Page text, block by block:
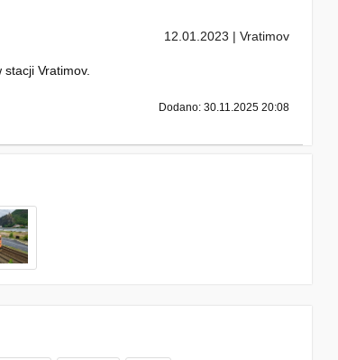
12.01.2023 | Vratimov
Vratimov.
Dodano: 30.11.2025 20:08